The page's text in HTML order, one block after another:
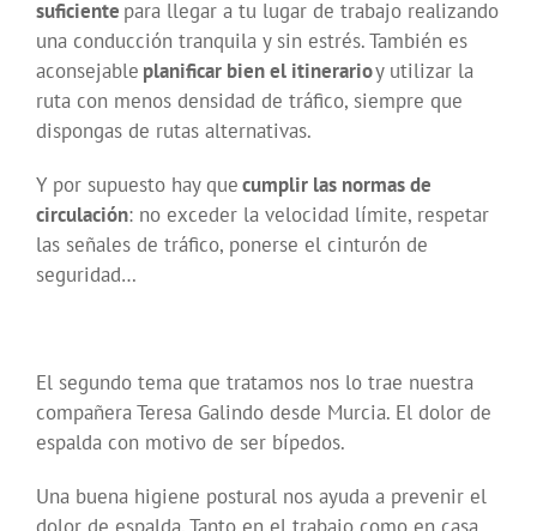
suficiente para llegar a tu lugar de trabajo realizando
una conducción tranquila y sin estrés. También es
aconsejable planificar bien el itinerarioy utilizar la
ruta con menos densidad de tráfico, siempre que
dispongas de rutas alternativas.
Y por supuesto hay quecumplir las normas de
circulación: no exceder la velocidad límite, respetar
las señales de tráfico, ponerse el cinturón de
seguridad…
El segundo tema que tratamos nos lo trae nuestra
compañera Teresa Galindo desde Murcia. El dolor de
espalda con motivo de ser bípedos.
Una buena higiene postural nos ayuda a prevenir el